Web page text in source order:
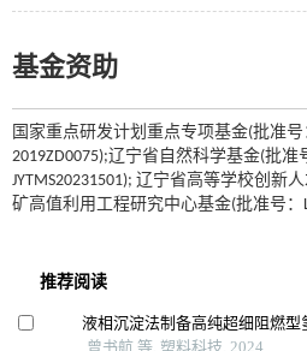
基金资助
国家重点研发计划重点专项基金(批准号
2019ZD0075);辽宁省自然科学基金(批准
JYTMS20231501); 辽宁省高等学校创新
矿高值利用工程研究中心基金(批准号：